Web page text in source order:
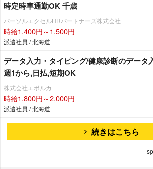
時定時車通勤OK 千歳
パーソルエクセルHRパートナーズ株式会社
時給1,400円～1,500円
派遣社員 / 北海道
データ入力・タイピング/健康診断のデータ
週1から,日払,短期OK
株式会社エボルカ
時給1,800円～2,000円
派遣社員 / 北海道
続きはこちら